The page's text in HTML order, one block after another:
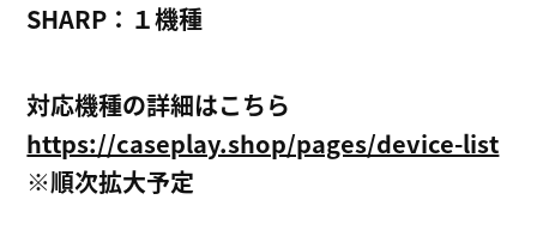
SHARP：１機種
対応機種の詳細はこちら
https://caseplay.shop/pages/device-list
※順次拡大予定